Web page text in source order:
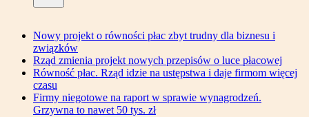
Nowy projekt o równości płac zbyt trudny dla biznesu i
związków
Rząd zmienia projekt nowych przepisów o luce płacowej
Równość płac. Rząd idzie na ustępstwa i daje firmom więcej
czasu
Firmy niegotowe na raport w sprawie wynagrodzeń.
Grzywna to nawet 50 tys. zł